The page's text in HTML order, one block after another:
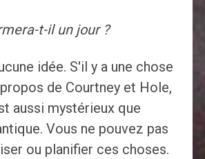
t-il un jour ?
idée. S'il y a une chose
de Courtney et Hole,
aussi mystérieux que
Vous ne pouvez pas
ou planifier ces choses.